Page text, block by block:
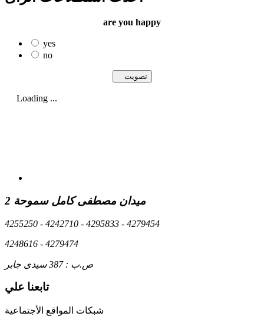
are you happy
yes
no
Loading ...
2 ميدان مصطفى كامل سموحة
4255250 - 4242710 - 4295833 - 4279454
4248616 - 4279474
ص.ب : 387 سيدى جابر
تابعنا علي
شبكات المواقع الأجتماعية